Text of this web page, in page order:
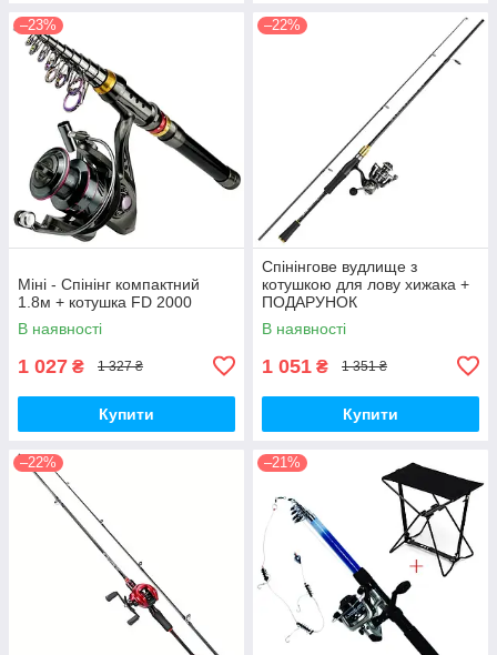
–23%
Міні - Спінінг компактний
1.8м + котушка FD 2000
В наявності
1 027 ₴ 1 327 ₴
Купити
–22%
Спінінгове вудлище з
котушкою для лову хижака +
ПОДАРУНОК
В наявності
1 051 ₴ 1 351 ₴
Купити
–22% –21%